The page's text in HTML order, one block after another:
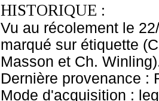
HISTORIQUE :
Vu au récolement le
marqué sur étiquette
Masson et Ch.
Dernière provenance :
Mode d'acquisition :